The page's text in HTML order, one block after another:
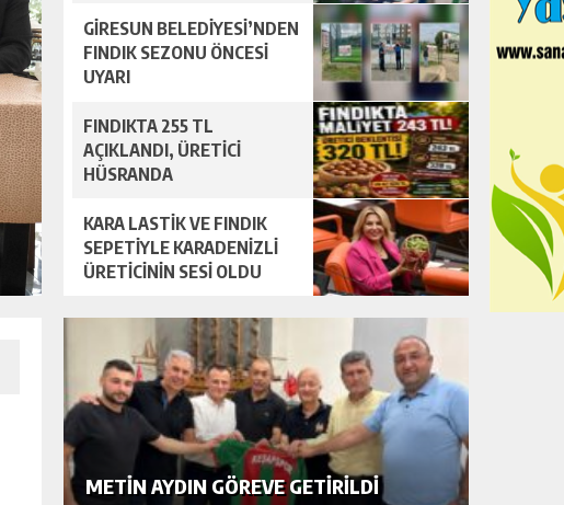
GİRESUN BELEDİYESİ’NDEN
FINDIK SEZONU ÖNCESİ
UYARI
FINDIKTA 255 TL
AÇIKLANDI, ÜRETİCİ
HÜSRANDA
KARA LASTİK VE FINDIK
SEPETİYLE KARADENİZLİ
ÜRETİCİNİN SESİ OLDU
METİN AYDIN GÖREVE GETİRİLDİ